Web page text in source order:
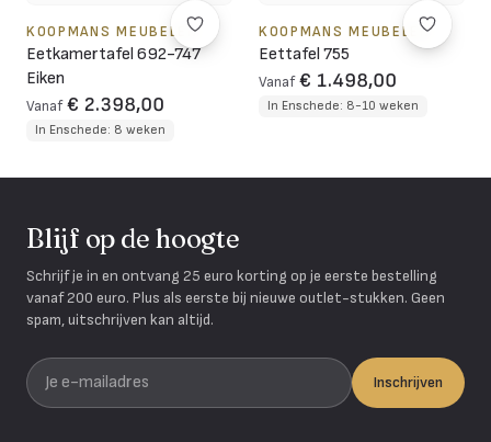
KOOPMANS MEUBELEN
Eetkamertafel 692-747
Eiken
Vanaf € 2.398,00
In Enschede: 8 weken
KOOPMANS MEUBELEN
Eettafel 755
Vanaf € 1.498,00
In Enschede: 8-10 weken
Blijf op de hoogte
Schrijf je in en ontvang 25 euro korting op je eerste bestelling
vanaf 200 euro. Plus als eerste bij nieuwe outlet-stukken. Geen
spam, uitschrijven kan altijd.
Je e-mailadres
Inschrijven